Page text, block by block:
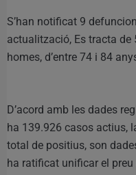
S’han notificat 9
actualització, Es tracta de
homes, d’entre 74 i 84
D’acord amb les dades
ha 139.926 casos actius,
total de positius, son
ha ratificat unificar el preu